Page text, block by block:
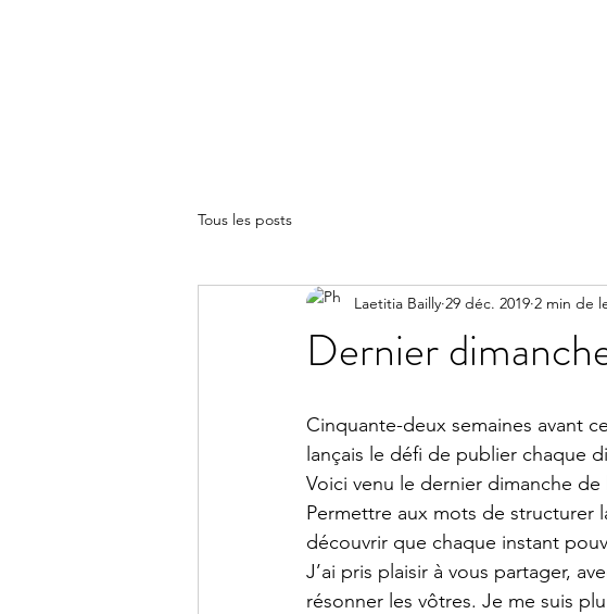
Tous les posts
Dernier
Laetitia Bailly 29 déc. 2019 2 min de
Cinquante-deux semaines avant
lançais le défi de publier chaque
Voici venu le dernier dimanche de
Permettre aux mots de structurer
découvrir que chaque instant
J’ai pris plaisir à vous partager,
résonner les vôtres. Je me suis